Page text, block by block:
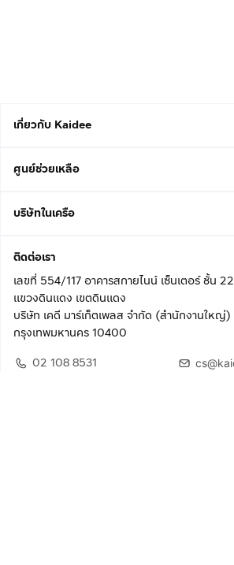
เกี่ยวกับ Kaidee
ศูนย์ช่วยเหลือ
บริษัทในเครือ
ติดต่อเรา
เลขที่ 554/117 อาคารสกายไนน์ เซ็นเตอร์ ชั้น
แขวงดินแดง เขตดินแดง
บริษัท เคดี มาร์เก็ตเพลส จำกัด (สำนักงานใหญ่)
กรุงเทพมหานคร 10400
02 108 8531